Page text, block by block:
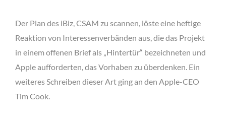
Der Plan des iBiz, CSAM zu scannen, löste eine heftige
Reaktion von Interessenverbänden aus, die das Projekt
in einem offenen Brief als „Hintertür“ bezeichneten und
Apple aufforderten, das Vorhaben zu überdenken. Ein
weiteres Schreiben dieser Art ging an den Apple-CEO
Tim Cook.